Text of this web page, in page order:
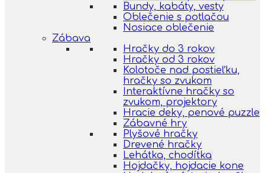
Bundy, kabáty, vesty
Oblečenie s potlačou
Nosiace oblečenie
Zábava
Hračky do 3 rokov
Hračky od 3 rokov
Kolotoče nad postieľku,
hračky so zvukom
Interaktívne hračky so
zvukom, projektory
Hracie deky, penové puzzle
Zábavné hry
Plyšové hračky
Drevené hračky
Lehátka, chodítka
Hojdačky, hojdacie kone